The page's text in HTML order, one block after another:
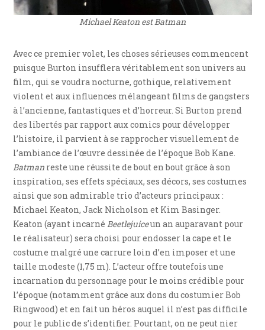
Michael Keaton est Batman
Avec ce premier volet, les choses sérieuses commencent
puisque Burton insufflera véritablement son univers au
film, qui se voudra nocturne, gothique, relativement
violent et aux influences mélangeant films de gangsters
à l’ancienne, fantastiques et d’horreur. Si Burton prend
des libertés par rapport aux comics pour développer
l’histoire, il parvient à se rapprocher visuellement de
l’ambiance de l’œuvre dessinée de l’époque Bob Kane.
Batman reste une réussite de bout en bout grâce à son
inspiration, ses effets spéciaux, ses décors, ses costumes
ainsi que son admirable trio d’acteurs principaux :
Michael Keaton, Jack Nicholson et Kim Basinger.
Keaton (ayant incarnéBeetlejuiceun an auparavant pour
le réalisateur) sera choisi pour endosser la cape et le
costume malgré une carrure loin d’en imposer et une
taille modeste (1,75 m). L’acteur offre toutefois une
incarnation du personnage pour le moins crédible pour
l’époque (notamment grâce aux dons du costumier Bob
Ringwood) et en fait un héros auquel il n’est pas difficile
pour le public de s’identifier. Pourtant, on ne peut nier